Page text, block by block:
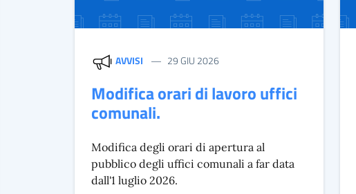
AVVISI 29 GIU 2026
Modifica orari di lavoro uffici
comunali.
Modifica degli orari di apertura al
pubblico degli uffici comunali a far data
dall'1 luglio 2026.